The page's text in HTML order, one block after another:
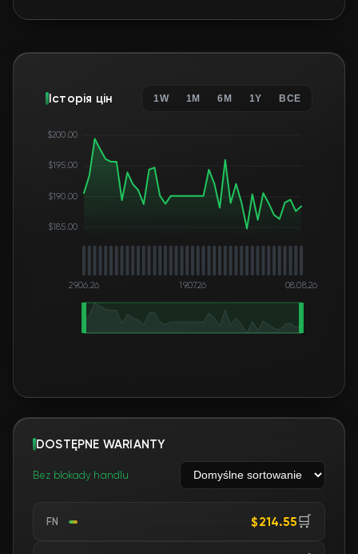
Історія цін 1W 1M 6M 1Y ВСЕ
$185.00
$190.00
$195.00
$200.00
29.06.26 19.07.26 08.08.26
DOSTĘPNE WARIANTY
Bez blokady handlu
FN $214.55🛒